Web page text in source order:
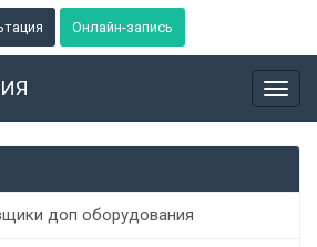
Онлайн-запись
доп оборудования